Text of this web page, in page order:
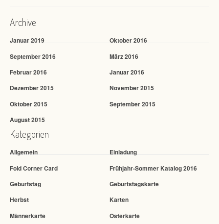
Archive
Januar 2019
Oktober 2016
September 2016
März 2016
Februar 2016
Januar 2016
Dezember 2015
November 2015
Oktober 2015
September 2015
August 2015
Kategorien
Allgemein
Einladung
Fold Corner Card
Frühjahr-Sommer Katalog 2016
Geburtstag
Geburtstagskarte
Herbst
Karten
Männerkarte
Osterkarte